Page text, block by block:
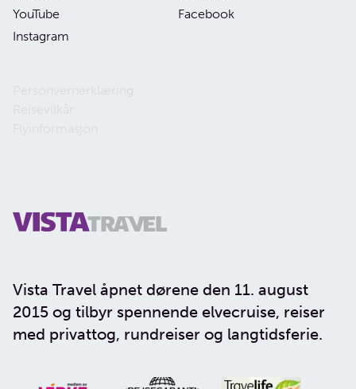
Vista Travel åpnet dørene den 11. august
2015 og tilbyr spennende elvecruise, reiser
med privattog, rundreiser og langtidsferie.
YouTube
Facebook
Instagram